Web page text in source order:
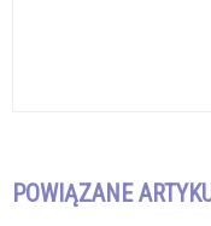
POWIĄZANE